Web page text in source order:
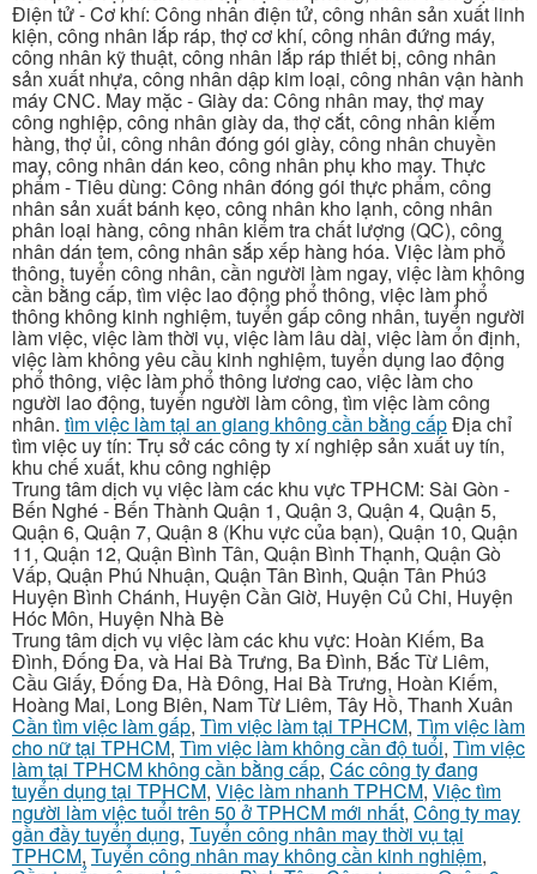
Điện tử - Cơ khí: Công nhân điện tử, công nhân sản xuất linh
kiện, công nhân lắp ráp, thợ cơ khí, công nhân đứng máy,
công nhân kỹ thuật, công nhân lắp ráp thiết bị, công nhân
sản xuất nhựa, công nhân dập kim loại, công nhân vận hành
máy CNC. May mặc - Giày da: Công nhân may, thợ may
công nghiệp, công nhân giày da, thợ cắt, công nhân kiểm
hàng, thợ ủi, công nhân đóng gói giày, công nhân chuyền
may, công nhân dán keo, công nhân phụ kho may. Thực
phẩm - Tiêu dùng: Công nhân đóng gói thực phẩm, công
nhân sản xuất bánh kẹo, công nhân kho lạnh, công nhân
phân loại hàng, công nhân kiểm tra chất lượng (QC), công
nhân dán tem, công nhân sắp xếp hàng hóa. Việc làm phổ
thông, tuyển công nhân, cần người làm ngay, việc làm không
cần bằng cấp, tìm việc lao động phổ thông, việc làm phổ
thông không kinh nghiệm, tuyển gấp công nhân, tuyển người
làm việc, việc làm thời vụ, việc làm lâu dài, việc làm ổn định,
việc làm không yêu cầu kinh nghiệm, tuyển dụng lao động
phổ thông, việc làm phổ thông lương cao, việc làm cho
người lao động, tuyển người làm công, tìm việc làm công
nhân. tìm việc làm tại an giang không cần bằng cấpĐịa chỉ
tìm việc uy tín: Trụ sở các công ty xí nghiệp sản xuất uy tín,
khu chế xuất, khu công nghiệp
Trung tâm dịch vụ việc làm các khu vực TPHCM: Sài Gòn -
Bến Nghé - Bến Thành Quận 1, Quận 3, Quận 4, Quận 5,
Quận 6, Quận 7, Quận 8 (Khu vực của bạn), Quận 10, Quận
11, Quận 12, Quận Bình Tân, Quận Bình Thạnh, Quận Gò
Vấp, Quận Phú Nhuận, Quận Tân Bình, Quận Tân Phú3
Huyện Bình Chánh, Huyện Cần Giờ, Huyện Củ Chi, Huyện
Hóc Môn, Huyện Nhà Bè
Trung tâm dịch vụ việc làm các khu vực: Hoàn Kiếm, Ba
Đình, Đống Đa, và Hai Bà Trưng, Ba Đình, Bắc Từ Liêm,
Cầu Giấy, Đống Đa, Hà Đông, Hai Bà Trưng, Hoàn Kiếm,
Hoàng Mai, Long Biên, Nam Từ Liêm, Tây Hồ, Thanh Xuân
Cần tìm việc làm gấp, Tìm việc làm tại TPHCM, Tìm việc làm
cho nữ tại TPHCM, Tìm việc làm không cần độ tuổi, Tìm việc
làm tại TPHCM không cần bằng cấp, Các công ty đang
tuyển dụng tại TPHCM, Việc làm nhanh TPHCM, Việc tìm
người làm việc tuổi trên 50 ở TPHCM mới nhất, Công ty may
gần đầy tuyển dụng, Tuyển công nhân may thời vụ tại
TPHCM, Tuyển công nhân may không cần kinh nghiệm,